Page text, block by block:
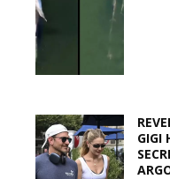
GIGI